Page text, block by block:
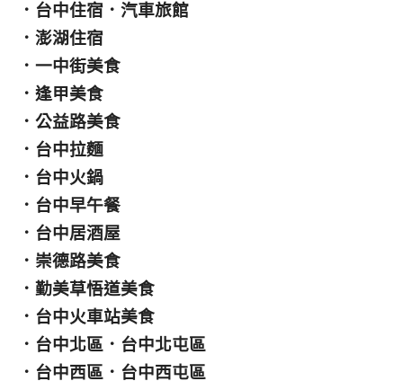
． 台中住宿 ． 汽車旅館
． 澎湖住宿
． 一中街美食
． 逢甲美食
． 公益路美食
． 台中拉麵
． 台中火鍋
． 台中早午餐
． 台中居酒屋
． 崇德路美食
． 勤美草悟道美食
． 台中火車站美食
． 台中北區 ． 台中北屯區
． 台中西區 ． 台中西屯區